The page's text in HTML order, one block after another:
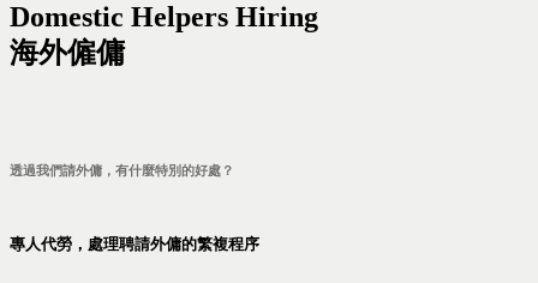
Domestic Helpers Hiring
海外僱傭
透過我們請外傭，有什麼特別的好處？
專人代勞，處理聘請外傭的繁複程序